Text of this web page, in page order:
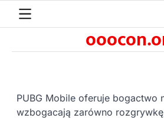
PUBG Mobile oferuje bogactwo
wzbogacają zarówno